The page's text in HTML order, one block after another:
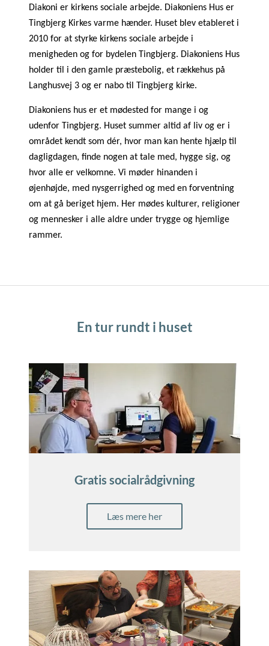
Diakoni er kirkens sociale arbejde. Diakoniens Hus er
Tingbjerg Kirkes varme hænder. Huset blev etableret i
2010 for at styrke kirkens sociale arbejde i
menigheden og for bydelen Tingbjerg. Diakoniens Hus
holder til i den gamle præstebolig, et rækkehus på
Langhusvej 3 og er nabo til Tingbjerg kirke.
Diakoniens hus er et mødested for mange i og
udenfor Tingbjerg. Huset summer altid af liv og er i
området kendt som dér, hvor man kan hente hjælp til
dagligdagen, finde nogen at tale med, hygge sig, og
hvor alle er velkomne. Vi møder hinanden i
øjenhøjde, med nysgerrighed og med en forventning
om at gå beriget hjem. Her mødes kulturer, religioner
og mennesker i alle aldre under trygge og hjemlige
rammer.
En tur rundt i huset
Gratis socialrådgivning
Læs mere her